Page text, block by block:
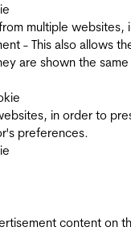
multiple websites,
- This also allows
are shown the same
in order to
preferences.
content on